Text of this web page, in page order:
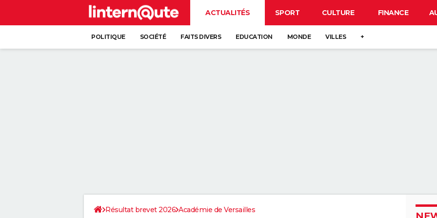
ACTUALITÉS SPORT CULTURE FINANCE
POLITIQUE SOCIÉTÉ FAITS DIVERS EDUCATION MONDE VILLES +
Résultat brevet 2026 Académie de Versailles